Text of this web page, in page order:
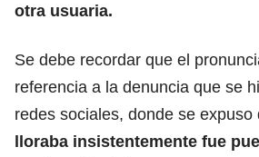
otra usuaria.
Se debe recordar que el
referencia a la denuncia que se
redes sociales, donde se expuso
lloraba insistentemente fue